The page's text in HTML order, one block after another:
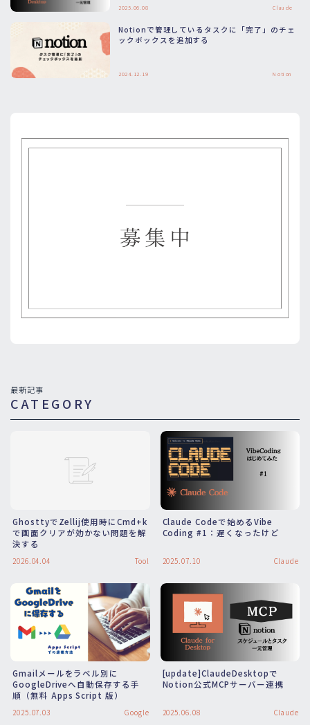
2025.06.08 Claude
Notionで管理しているタスクに「完了」のチェ
ックボックスを追加する
2024.12.19 Notion
最新記事
CATEGORY
GhosttyでZellij使用時にCmd+k
で画面クリアが効かない問題を解
決する
2026.04.04 Tool
Claude Codeで始めるVibe
Coding #1：遅くなったけど
2025.07.10 Claude
Gmailメールをラベル別に
GoogleDriveへ自動保存する手
順（無料 Apps Script 版）
2025.07.03 Google
[update]ClaudeDesktopで
Notion公式MCPサーバー連携
2025.06.08 Claude